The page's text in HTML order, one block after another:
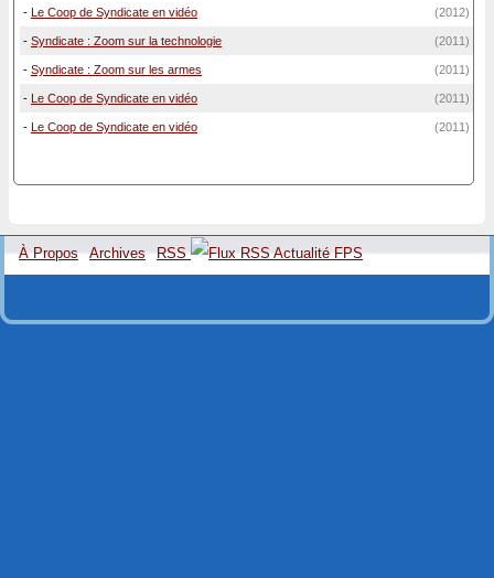
- Le Coop de Syndicate en vidéo (2012)
- Syndicate : Zoom sur la technologie (2011)
- Syndicate : Zoom sur les armes (2011)
- Le Coop de Syndicate en vidéo (2011)
- Le Coop de Syndicate en vidéo (2011)
À Propos Archives RSS